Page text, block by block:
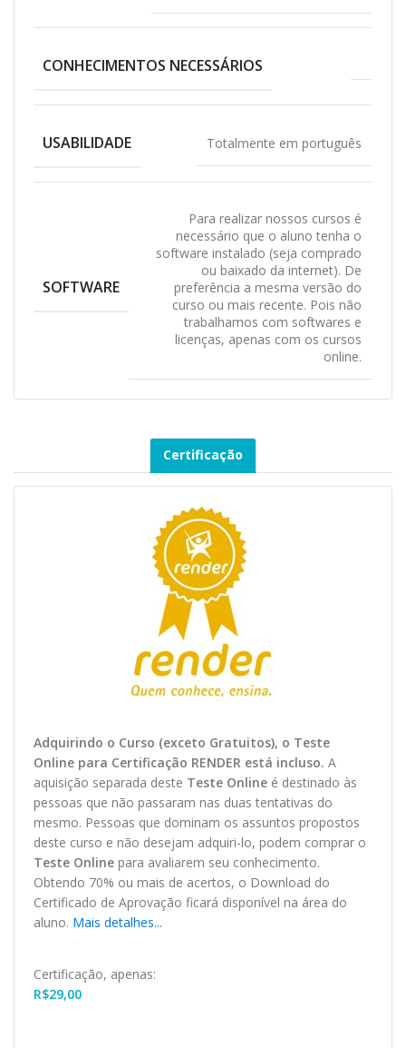
CONHECIMENTOS NECESSÁRIOS
USABILIDADE Totalmente em português
SOFTWARE
Para realizar nossos cursos é
necessário que o aluno tenha o
software instalado (seja comprado
ou baixado da internet). De
preferência a mesma versão do
curso ou mais recente. Pois não
trabalhamos com softwares e
licenças, apenas com os cursos
online.
Certificação
Adquirindo o Curso (exceto Gratuitos), o Teste
Online para Certificação RENDER está incluso. A
aquisição separada deste Teste Online é destinado às
pessoas que não passaram nas duas tentativas do
mesmo. Pessoas que dominam os assuntos propostos
deste curso e não desejam adquiri-lo, podem comprar o
Teste Online para avaliarem seu conhecimento.
Obtendo 70% ou mais de acertos, o Download do
Certificado de Aprovação ficará disponível na área do
aluno. Mais detalhes...
Certificação, apenas:
R$29,00